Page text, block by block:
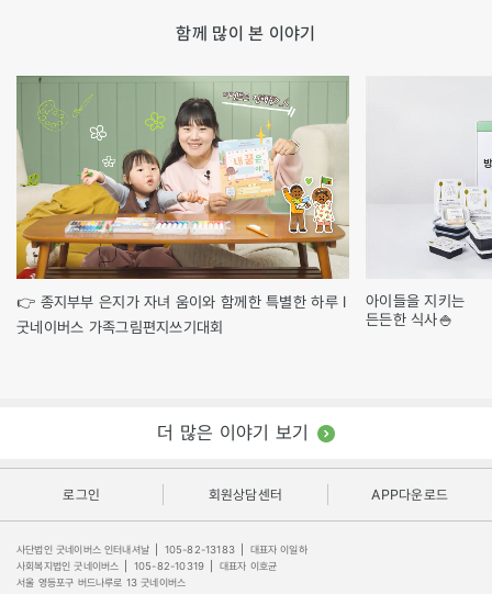
함께 많이 본 이야기
👉 종지부부 은지가 자녀 움이와 함께한 특별한 하루 l
굿네이버스 가족그림편지쓰기대회
아이들을 지키는
든든한 식사🍚
더 많은 이야기 보기
로그인 회원상담센터 APP다운로드
사단법인 굿네이버스 인터내셔날 105-82-13183
대표자 이일하
사회복지법인 굿네이버스
105-82-10319
대표자 이호균
서울 영등포구 버드나루로 13 굿네이버스